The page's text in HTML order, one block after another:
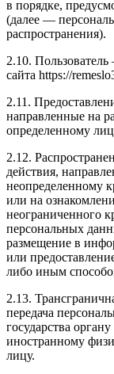
в порядке,
(далее —
распространения).
2.10.
сайта https://
2.11.
направленные на
определенному
2.12.
действия,
неопределенному
или на
неограниченного
персональных
размещение в
или
либо иным
2.13.
передача
государства
иностранному
лицу.